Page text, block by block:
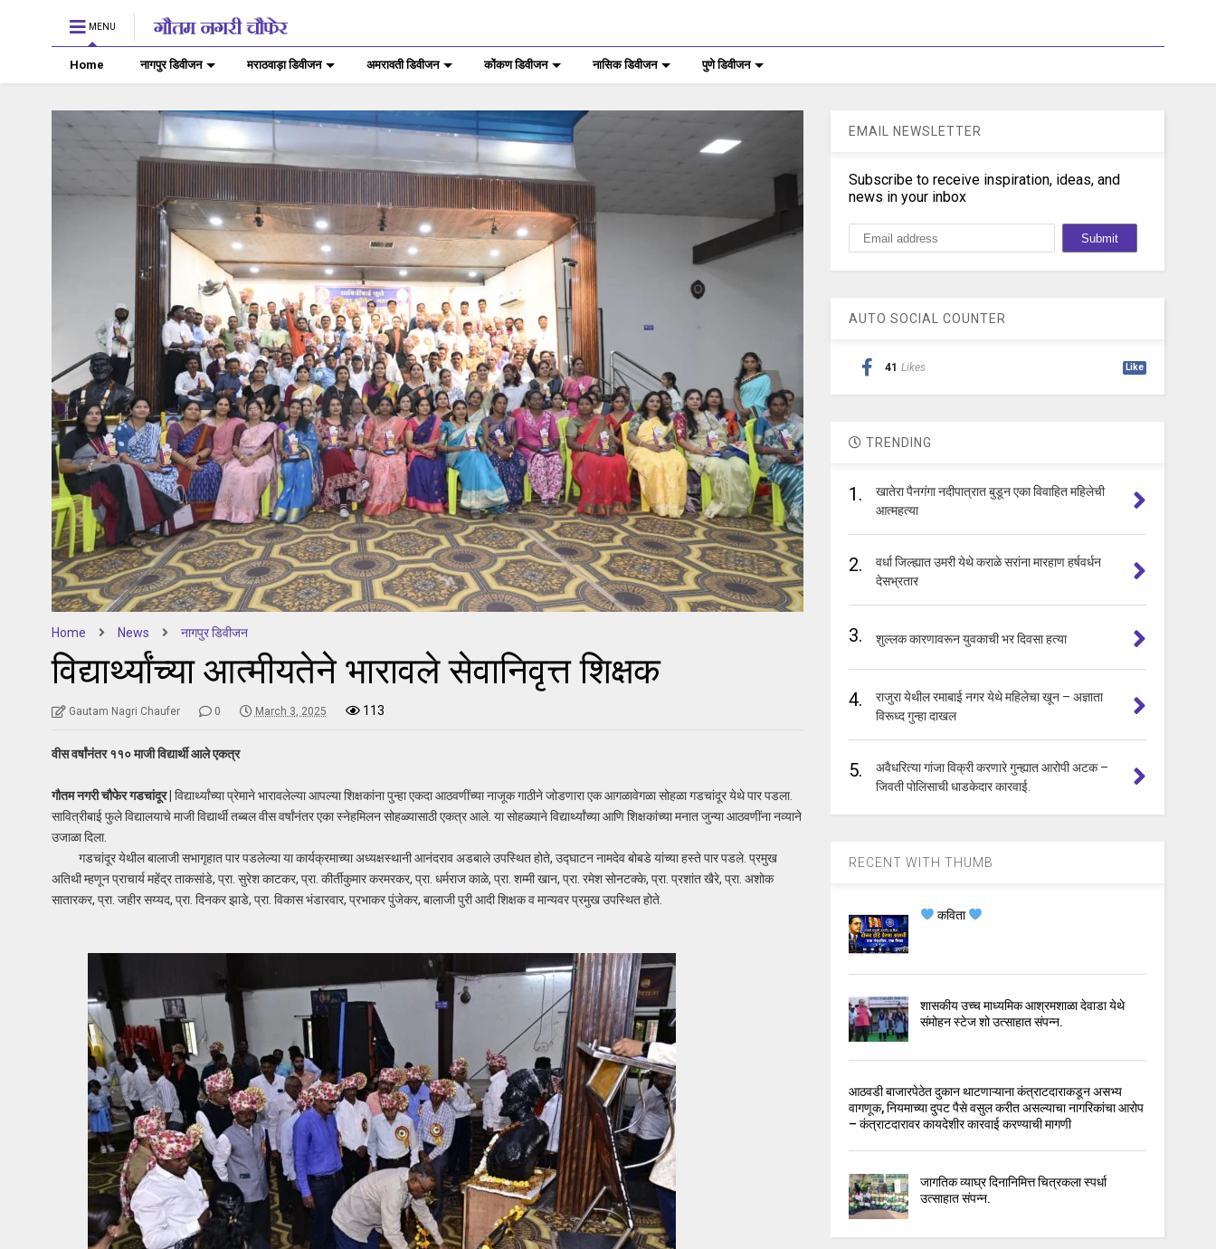
MENU
Home नागपुर डिवीजन मराठवाड़ा डिवीजन अमरावती डिवीजन कोंकण डिवीजन नासिक डिवीजन पुणे डिवीजन
Home News नागपुर डिवीजन
विद्यार्थ्यांच्या आत्मीयतेने भारावले सेवानिवृत्त शिक्षक
Gautam Nagri Chaufer 0 March 3, 2025 113
वीस वर्षांनंतर ११० माजी विद्यार्थी आले एकत्र
गौतम नगरी चौफेर गडचांदूर | विद्यार्थ्यांच्या प्रेमाने भारावलेल्या आपल्या शिक्षकांना पुन्हा एकदा आठवणींच्या नाजूक गाठीने जोडणारा एक आगळावेगळा सोहळा गडचांदूर येथे पार पडला.
सावित्रीबाई फुले विद्यालयाचे माजी विद्यार्थी तब्बल वीस वर्षांनंतर एका स्नेहमिलन सोहळ्यासाठी एकत्र आले. या सोहळ्याने विद्यार्थ्यांच्या आणि शिक्षकांच्या मनात जुन्या आठवणींना नव्याने
उजाळा दिला.
गडचांदूर येथील बालाजी सभागृहात पार पडलेल्या या कार्यक्रमाच्या अध्यक्षस्थानी आनंदराव अडबाले उपस्थित होते, उद्घाटन नामदेव बोबडे यांच्या हस्ते पार पडले. प्रमुख
अतिथी म्हणून प्राचार्य महेंद्र ताकसांडे, प्रा. सुरेश काटकर, प्रा. कीर्तीकुमार करमरकर, प्रा. धर्मराज काळे, प्रा. शम्मी खान, प्रा. रमेश सोनटक्के, प्रा. प्रशांत खैरे, प्रा. अशोक
सातारकर, प्रा. जहीर सय्यद, प्रा. दिनकर झाडे, प्रा. विकास भंडारवार, प्रभाकर पुंजेकर, बालाजी पुरी आदी शिक्षक व मान्यवर प्रमुख उपस्थित होते.
EMAIL NEWSLETTER
Subscribe to receive inspiration, ideas, and
news in your inbox
AUTO SOCIAL COUNTER
41 Likes Like
TRENDING
1.
खातेरा पैनगंगा नदीपात्रात बुडून एका विवाहित महिलेची
आत्महत्या
2.
वर्धा जिल्ह्यात उमरी येथे कराळे सरांना मारहाण हर्षवर्धन
देसभ्रतार
3. शुल्लक कारणावरून युवकाची भर दिवसा हत्या
4.
राजुरा येथील रमाबाई नगर येथे महिलेचा खून – अज्ञाता
विरूध्द गुन्हा दाखल
5.
अवैधरित्या गांजा विक्री करणारे गुन्ह्यात आरोपी अटक –
जिवती पोलिसाची धाडकेदार कारवाई.
RECENT WITH THUMB
कविता
शासकीय उच्च माध्यमिक आश्रमशाळा देवाडा येथे
संमोहन स्टेज शो उत्साहात संपन्न.
आठवडी बाजारपेठेत दुकान थाटणाऱ्याना कंत्राटदाराकडून असभ्य
वागणूक, नियमाच्या दुपट पैसे वसुल करीत असल्याचा नागरिकांचा आरोप
– कंत्राटदारावर कायदेशीर कारवाई करण्याची मागणी
जागतिक व्याघ्र दिनानिमित्त चित्रकला स्पर्धा
उत्साहात संपन्न.